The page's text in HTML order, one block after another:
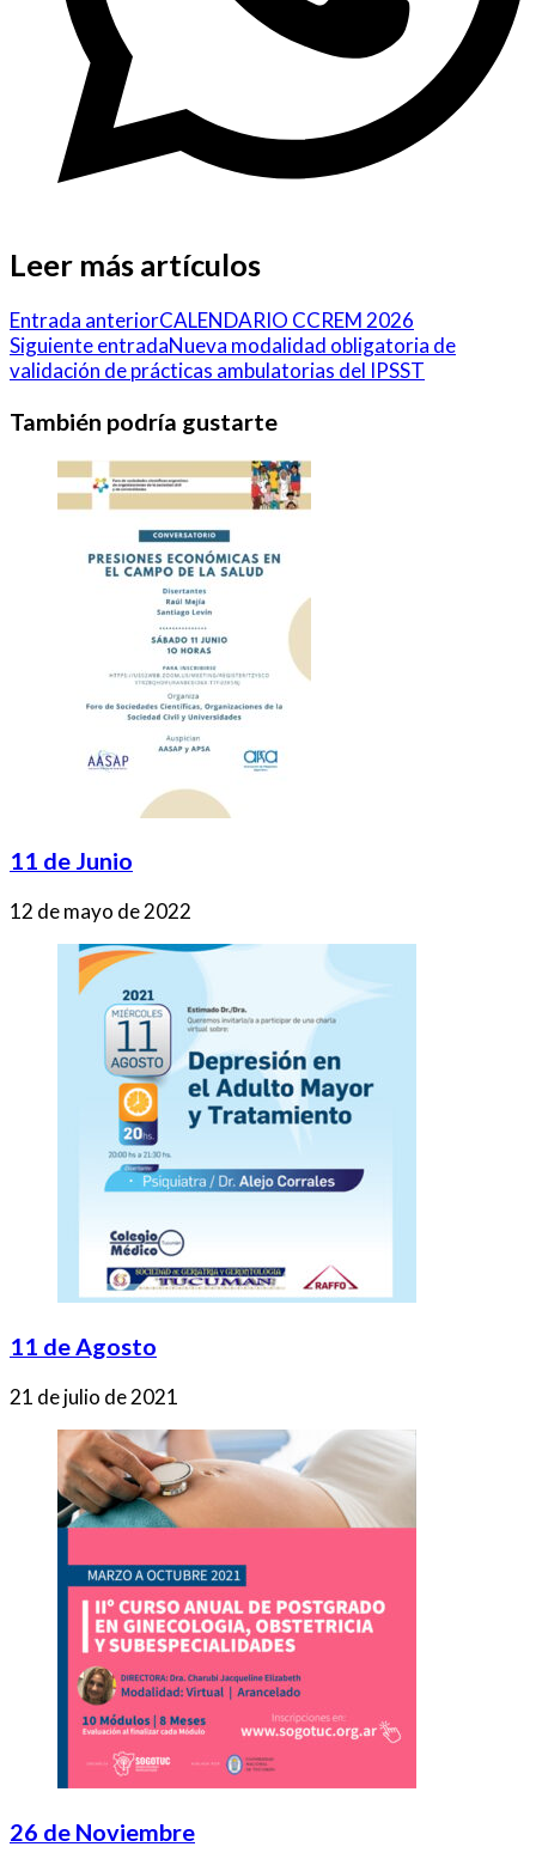
Leer más artículos
Entrada anteriorCALENDARIO CCREM 2026
Siguiente entradaNueva modalidad obligatoria de
validación de prácticas ambulatorias del IPSST
También podría gustarte
11 de Junio
12 de mayo de 2022
11 de Agosto
21 de julio de 2021
26 de Noviembre